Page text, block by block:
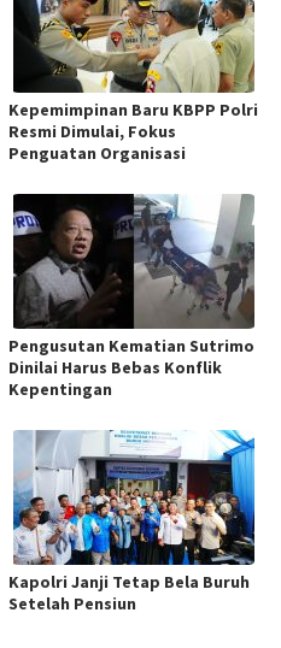
Kepemimpinan Baru KBPP Polri
Resmi Dimulai, Fokus
Penguatan Organisasi
Pengusutan Kematian Sutrimo
Dinilai Harus Bebas Konflik
Kepentingan
Kapolri Janji Tetap Bela Buruh
Setelah Pensiun